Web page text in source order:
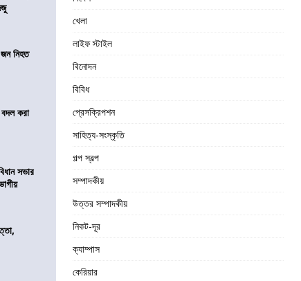
নিহত
করা
সভার
খেলা
লাইফ স্টাইল
বিনোদন
বিবিধ
প্রেসক্রিপশন
সাহিত্য-সংস্কৃতি
গল্প স্বল্প
সম্পাদকীয়
উত্তর সম্পাদকীয়
নিকট-দূর
ক্যাম্পাস
কেরিয়ার